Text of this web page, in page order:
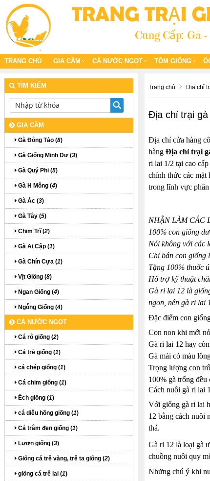
TRANG CHỦ GIA CẦM CÁ NƯỚC NGỌT TÔM GIỐNG
Trang chủ Địa chỉ
Địa chỉ trại
Địa chỉ cửa hàng
hàng Địa chỉ trại
ri lai 1/2 tại cao
chính thức các mặt
trong lĩnh vực
NHẬN LÀM CÁC
100% con giống
Nói không với các
Chỉ bán con giống
Tặng 100% thuốc
Hỗ trợ kỹ thuật
Gà ri lai 12 là
ngon, nên gà ri lai
Đặc điểm con
Con non khi mới
Gà ri lai 12 hay
Gà mái có màu
Trọng lượng con
100% gà trống đều
Cách nuôi gà ri lai
Với giống gà ri lai
12 bằng cách nuôi
thả.
Gà ri 12 là loại gà
chuồng nuôi quy
Những chú ý khi
TÌM KIẾM
GIA CẦM
Gà Đông Tảo (8)
Gà Giống Minh Dư (3)
Gà Quý Phi (5)
Gà H Mông (4)
Gà Ác (3)
Gà Tây (5)
Chim Trĩ (2)
Gà Ai Cập (1)
Gà Chín Cựa (1)
Vịt Giống (8)
Ngan Giống (4)
Ngỗng Giống (4)
CÁ NƯỚC NGỌT
Cá rô giống (2)
Cá trê giống (1)
cá chép giống (1)
Cá chim giống (1)
Ếch giống (1)
cá diêu hồng giống (1)
Cá trắm đen giống (1)
Lươn giống (3)
Giống cá trê vàng, trê ta giống (2)
giống cá trê lai (1)